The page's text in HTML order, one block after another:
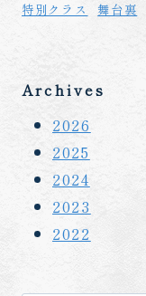
特別クラス
舞台裏
Archives
2026
2025
2024
2023
2022